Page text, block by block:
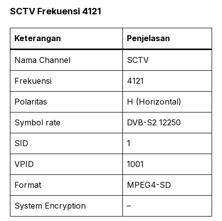
SCTV Frekuensi 4121
Keterangan Penjelasan
Nama Channel SCTV
Frekuensi 4121
Polaritas H (Horizontal)
Symbol rate DVB-S2 12250
SID 1
VPID 1001
Format MPEG4-SD
System Encryption –